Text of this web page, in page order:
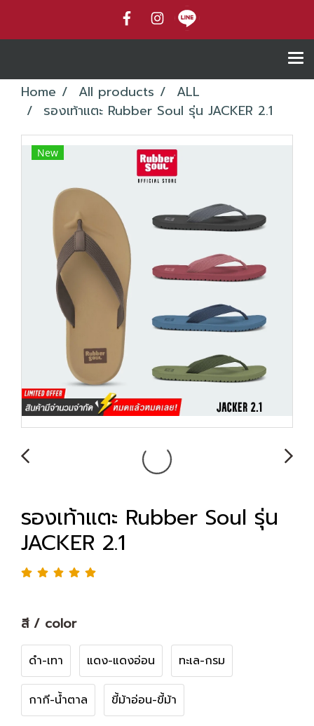
Home All products
ALL
รองเท้าแตะ Rubber Soul รุ่น JACKER 2.1
New
รองเท้าแตะ Rubber Soul รุ่น
JACKER 2.1
สี / color
ดำ-เทา แดง-แดงอ่อน ทะเล-กรม
กากี-น้ำตาล ขี้ม้าอ่อน-ขี้ม้า